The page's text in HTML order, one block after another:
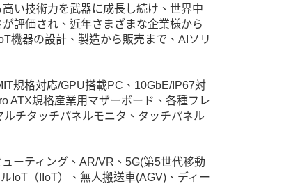
い技術力を武器に成長し続け、世界中
評価され、近年さまざまな企業様から
機器の設計、製造から販売まで、AIソリ
規格対応/GPU搭載PC、10GbE/IP67対
ATX規格産業用マザーボード、各種フレ
チタッチパネルモニタ、タッチパネル
ーティング、AR/VR、5G(第5世代移動
IoT（IIoT）、無人搬送車(AGV)、ディー